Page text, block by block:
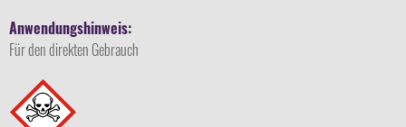
Anwendungshinweis:
Für den direkten Gebrauch